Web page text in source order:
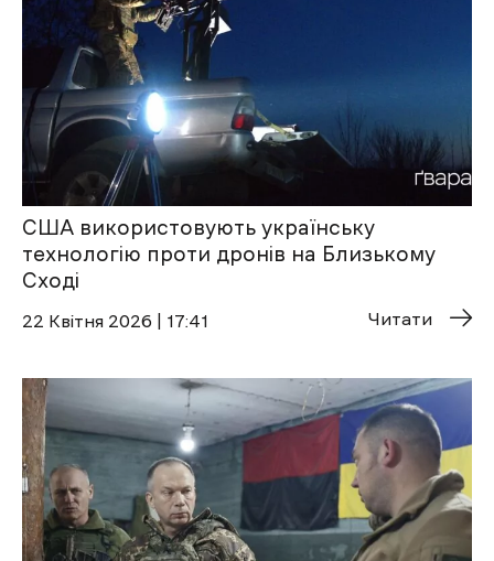
США використовують українську
технологію проти дронів на Близькому
Сході
22 Квітня 2026 | 17:41 Читати